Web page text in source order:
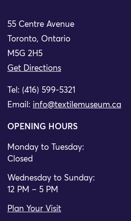
55 Centre Avenue
Toronto, Ontario
M5G 2H5
Get Directions
Tel: (416) 599-5321
Email: info@textilemuseum.ca
OPENING HOURS
Monday to Tuesday:
Closed
Wednesday to Sunday:
12 PM – 5 PM
Plan Your Visit